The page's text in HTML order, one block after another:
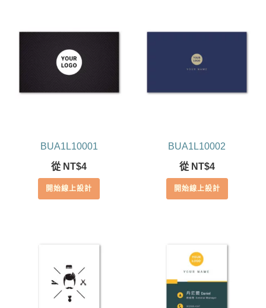
BUA1L10001
從 NT$4
開始線上設計
BUA1L10002
從 NT$4
開始線上設計